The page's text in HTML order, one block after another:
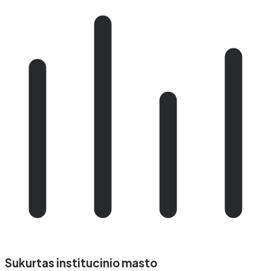
Sukurtas institucinio masto